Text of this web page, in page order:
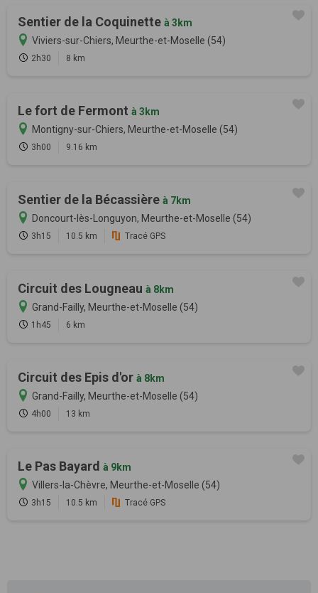
Sentier de la Coquinette à 3km
Viviers-sur-Chiers, Meurthe-et-Moselle (54)
2h30 8 km
Le fort de Fermont à 3km
Montigny-sur-Chiers, Meurthe-et-Moselle (54)
3h00 9.16 km
Sentier de la Bécassière à 7km
Doncourt-lès-Longuyon, Meurthe-et-Moselle (54)
3h15 10.5 km Tracé GPS
Circuit des Lougneau à 8km
Grand-Failly, Meurthe-et-Moselle (54)
1h45 6 km
Circuit des Epis d'or à 8km
Grand-Failly, Meurthe-et-Moselle (54)
4h00 13 km
Le Pas Bayard à 9km
Villers-la-Chèvre, Meurthe-et-Moselle (54)
3h15 10.5 km Tracé GPS